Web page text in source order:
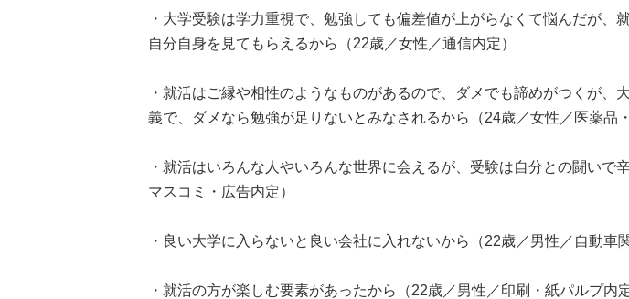
・大学受験は学力重視で、勉強しても偏差値が上がらなくて悩んだが、
自分自身を見てもらえるから（22歳／女性／通信内定）
・就活はご縁や相性のようなものがあるので、ダメでも諦めがつくが、
義で、ダメなら勉強が足りないとみなされるから（24歳／女性／医薬品
・就活はいろんな人やいろんな世界に会えるが、受験は自分との闘いで
マスコミ・広告内定）
・良い大学に入らないと良い会社に入れないから（22歳／男性／自動車
・就活の方が楽しむ要素があったから（22歳／男性／印刷・紙パルプ内定